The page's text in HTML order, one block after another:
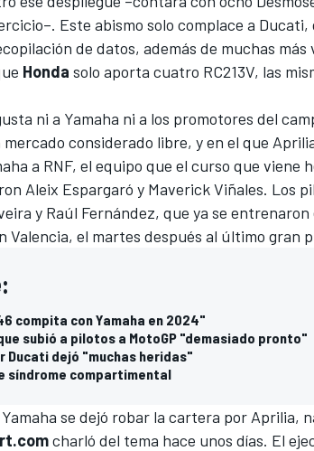
Este abismo solo complace a
de datos, además de muchas más
Honda solo aporta cuatro RC213V, las
ni a Yamaha ni a los promotores del
considerado libre, y en el que
a RNF, el equipo que el curso que viene
Aleix Espargaró y Maverick Viñales. Los
y Raúl Fernández, que ya se
Valencia, el martes después al último gran
compita con Yamaha en 2024"
subió a pilotos a MotoGP "demasiado pronto"
Ducati dejó "muchas heridas"
síndrome compartimental
se dejó robar la cartera por Aprilia,
charló del tema hace unos días. El